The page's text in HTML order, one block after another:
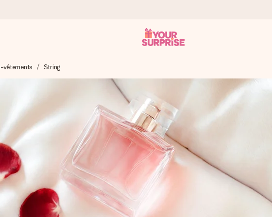
en un éclair – pour que vous puissiez l’offrir au bon moment, quand
une note de 4,2 sur Google Reviews (total de tous les pays où nous
– avec son prénom, votre photo ou un message qui touche le cœur. Sans
vêtements String